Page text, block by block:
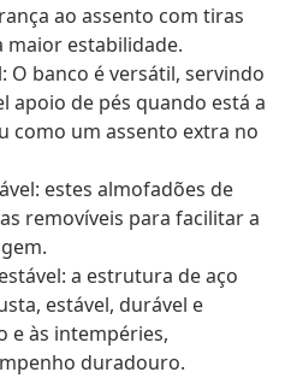
ao assento com tiras
maior estabilidade.
O banco é versátil, servindo
apoio de pés quando está a
como um assento extra no
estes almofadões de
removíveis para facilitar a
a estrutura de aço
estável, durável e
e às intempéries,
duradouro.